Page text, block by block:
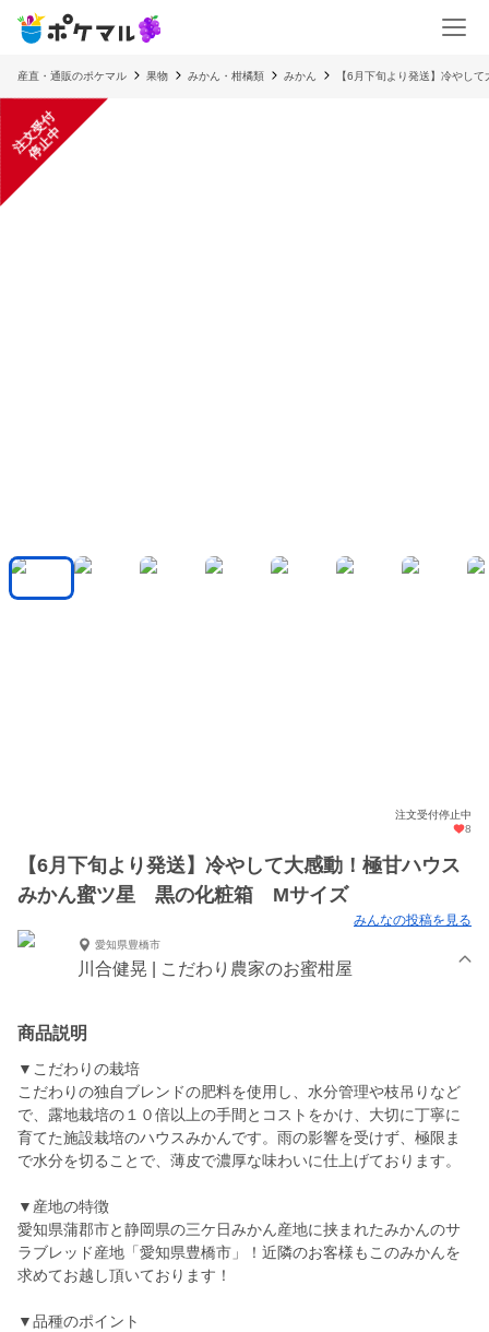
産直・通販のポケマル 果物 みかん・柑橘類 みかん 【6月下旬より発送】冷やし
注
文
受
付
停
止
中
注文受付停止中
8
【6月下旬より発送】冷やして大感動！極甘ハウス
みかん蜜ツ星 黒の化粧箱 Mサイズ
みんなの投稿を見る
愛知県豊橋市
川合健晃 | こだわり農家のお蜜柑屋
商品説明
▼こだわりの栽培
こだわりの独自ブレンドの肥料を使用し、水分管理や枝吊りなど
で、露地栽培の１０倍以上の手間とコストをかけ、大切に丁寧に
育てた施設栽培のハウスみかんです。雨の影響を受けず、極限ま
で水分を切ることで、薄皮で濃厚な味わいに仕上げております。
▼産地の特徴
愛知県蒲郡市と静岡県の三ケ日みかん産地に挟まれたみかんのサ
ラブレッド産地「愛知県豊橋市」！近隣のお客様もこのみかんを
求めてお越し頂いております！
▼品種のポイント